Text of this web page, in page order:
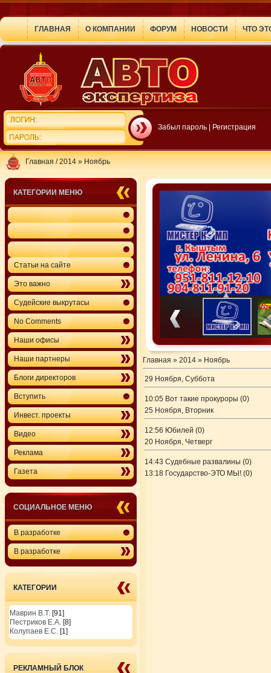
ГЛАВНАЯ О КОМПАНИИ ФОРУМ НОВОСТИ ЧТО
Забыл пароль Регистрация
Главная /2014 » Ноябрь
КАТЕГОРИИ МЕНЮ
Статьи на сайте
Это важно
Судейские выкрутасы
No Comments
Наши офисы
Наши партнеры
Блоги директоров
Вступить
Инвест. проекты
Видео
Реклама
Газета
СОЦИАЛЬНОЕ МЕНЮ
В разработке
В разработке
КАТЕГОРИИ
Маврин В.Т. [91]
Пестриков Е.А. [8]
Колупаев Е.С. [1]
РЕКЛАМНЫЙ БЛОК
Главная » 2014 » Ноябрь
29 Ноября, Суббота
10:05 Вот такие прокуроры (0)
25 Ноября, Вторник
12:56 Юбилей (0)
20 Ноября, Четверг
14:43 Судебные развалины (0)
13:18 Государство-ЭТО МЫ! (0)